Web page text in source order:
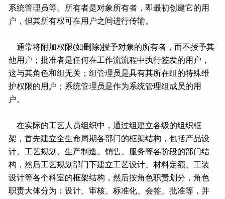
系统管理员等。所有者是对象所有者，即最初创建它的用
户，但其所有权可在用户之间进行传输。
通常将附加权限(如删除)授予对象的所有者，而不授予其
他用户；批准者是任何在工作流流程中执行签发的用户，
这与其角色和组无关；组管理员是具有其所在组的特殊维
护权限的用户；系统管理员是作为系统管理组成员的用
户。
在实际的工艺人员组织中，通过组建立各级的组织框
架，首先建立全生命周期各部门的框架结构，包括产品设
计、工艺规划、生产制造、销售、服务等各阶段的部门结
构，然后工艺规划部门下建立工艺设计、材料定额、工装
设计等各个科室的框架结构，然后按角色职责划分，角色
职责大体分为：设计、审核、标准化、会签、批准等，并